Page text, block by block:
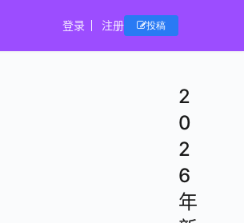
登录 注册 投稿
2
0
2
6
年